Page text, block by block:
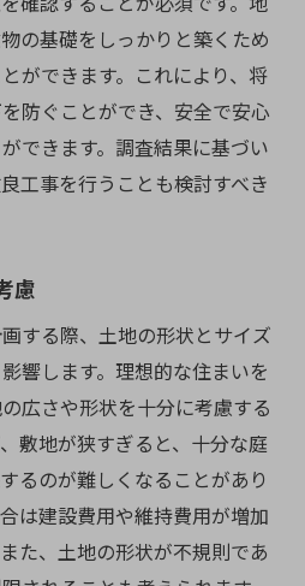
の基礎をしっかりと築くため
ができます。これにより、将
防ぐことができ、安全で安心
できます。調査結果に基づい
工事を行うことも検討すべき
慮
する際、土地の形状とサイズ
響します。理想的な住まいを
広さや形状を十分に考慮する
敷地が狭すぎると、十分な庭
るのが難しくなることがあり
は建設費用や維持費用が増加
た、土地の形状が不規則であ